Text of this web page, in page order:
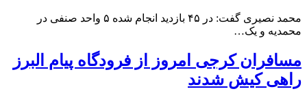
محمد نصیری گفت: در ۴۵ بازدید انجام شده ۵ واحد صنفی در
محمدیه و یک…
مسافران کرجی امروز از فرودگاه پیام البرز
راهی کیش شدند